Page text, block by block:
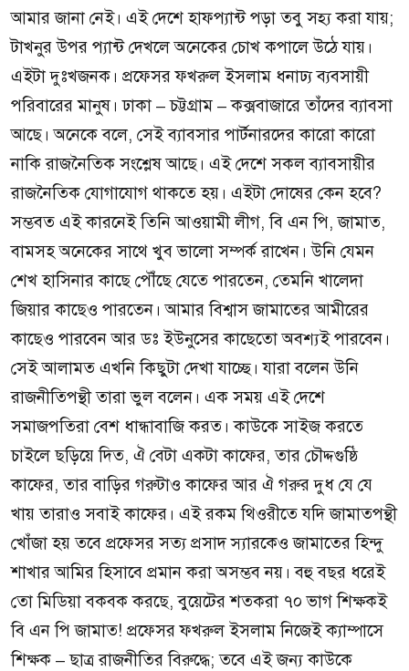
আমার জানা নেই। এই দেশে হাফপ্যান্ট পড়া তবু সহ্য করা যায়;
টাখনুর উপর প্যান্ট দেখলে অনেকের চোখ কপালে উঠে যায়।
এইটা দুঃখজনক। প্রফেসর ফখরুল ইসলাম ধনাঢ্য ব্যবসায়ী
পরিবারের মানুষ। ঢাকা – চট্টগ্রাম – কক্সবাজারে তাঁদের ব্যাবসা
আছে। অনেকে বলে, সেই ব্যাবসার পার্টনারদের কারো কারো
নাকি রাজনৈতিক সংশ্লেষ আছে। এই দেশে সকল ব্যাবসায়ীর
রাজনৈতিক যোগাযোগ থাকতে হয়। এইটা দোষের কেন হবে?
সম্ভবত এই কারনেই তিনি আওয়ামী লীগ, বি এন পি, জামাত,
বামসহ অনেকের সাথে খুব ভালো সম্পর্ক রাখেন। উনি যেমন
শেখ হাসিনার কাছে পৌঁছে যেতে পারতেন, তেমনি খালেদা
জিয়ার কাছেও পারতেন। আমার বিশ্বাস জামাতের আমীরের
কাছেও পারবেন আর ডঃ ইউনুসের কাছেতো অবশ্যই পারবেন।
সেই আলামত এখনি কিছুটা দেখা যাচ্ছে। যারা বলেন উনি
রাজনীতিপন্থী তারা ভুল বলেন। এক সময় এই দেশে
সমাজপতিরা বেশ ধান্ধাবাজি করত। কাউকে সাইজ করতে
চাইলে ছড়িয়ে দিত, ঐ বেটা একটা কাফের, তার চৌদ্দগুষ্ঠি
কাফের, তার বাড়ির গরুটাও কাফের আর ঐ গরুর দুধ যে যে
খায় তারাও সবাই কাফের। এই রকম থিওরীতে যদি জামাতপন্থী
খোঁজা হয় তবে প্রফেসর সত্য প্রসাদ স্যারকেও জামাতের হিন্দু
শাখার আমির হিসাবে প্রমান করা অসম্ভব নয়। বহু বছর ধরেই
তো মিডিয়া বকবক করছে, বুয়েটের শতকরা ৭০ ভাগ শিক্ষকই
বি এন পি জামাত! প্রফেসর ফখরুল ইসলাম নিজেই ক্যাম্পাসে
শিক্ষক – ছাত্র রাজনীতির বিরুদ্ধে; তবে এই জন্য কাউকে